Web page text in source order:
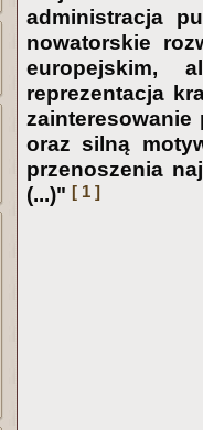
administracja
nowatorskie
europejskim,
reprezentacja
oraz silną
przenoszenia
(...)" [ 1 ]